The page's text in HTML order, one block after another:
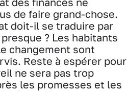
de faire grand-chose.
doit-il se traduire par
? Les habitants
changement sont
Reste à espérer pour
ne sera pas trop
les promesses et les